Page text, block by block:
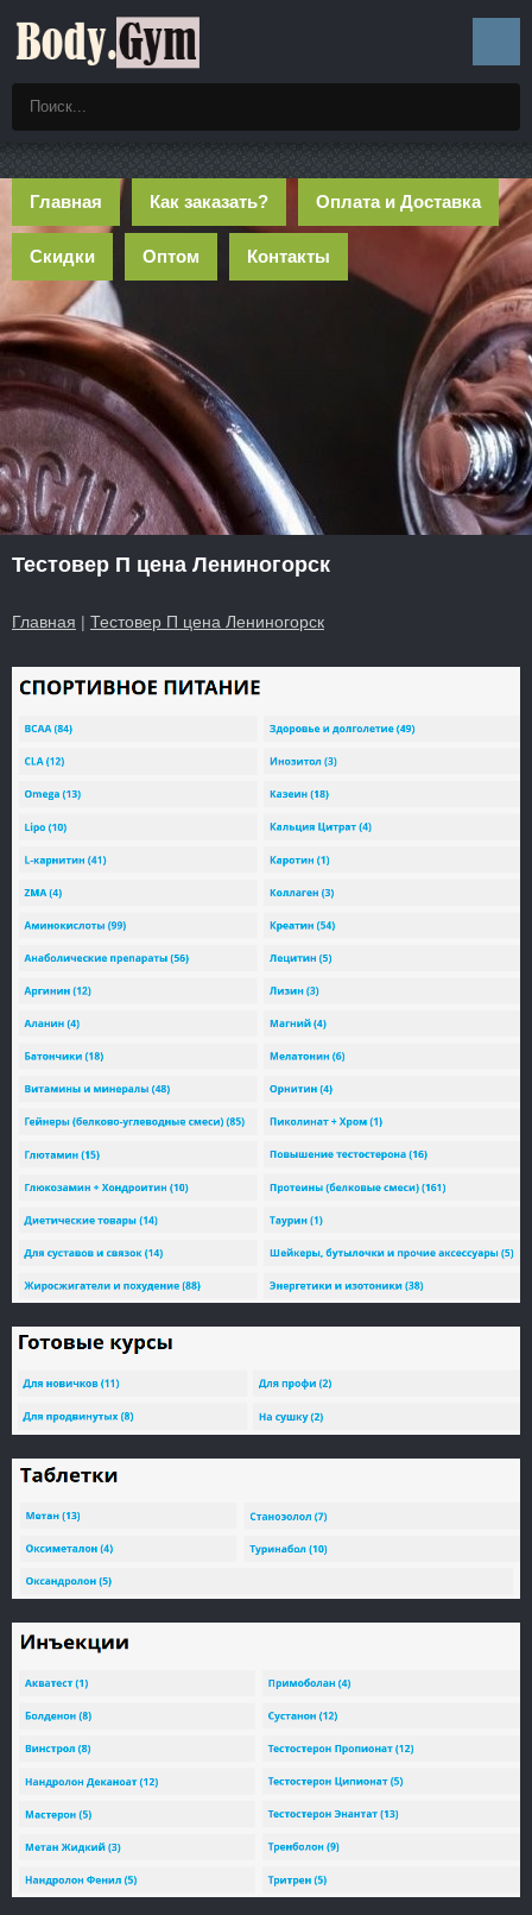
Главная Как заказать? Оплата и Доставка
Скидки Оптом Контакты
Тестовер П цена Лениногорск
Главная | Тестовер П цена Лениногорск